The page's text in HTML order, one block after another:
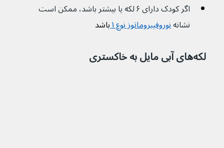
اگر کودک دارای ۶ لکه یا بیشتر باشد، ممکن است
نشانه نوروفیبروماتوز نوع ۱ باشد
لکه‌های آبی مایل به خاکستری